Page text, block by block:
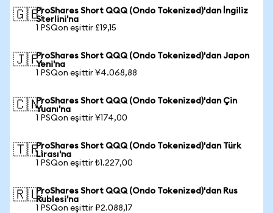
🇬🇧ProShares Short QQQ (Ondo Tokenized)'dan İngiliz
Sterlini'na
1 PSQon eşittir £19,15
🇯🇵ProShares Short QQQ (Ondo Tokenized)'dan Japon
Yeni'na
1 PSQon eşittir ¥4.068,88
🇨🇳ProShares Short QQQ (Ondo Tokenized)'dan Çin
Yuanı'na
1 PSQon eşittir ¥174,00
🇹🇷ProShares Short QQQ (Ondo Tokenized)'dan Türk
Lirası'na
1 PSQon eşittir ₺1.227,00
🇷🇺ProShares Short QQQ (Ondo Tokenized)'dan Rus
Rublesi'na
1 PSQon eşittir ₽2.088,17